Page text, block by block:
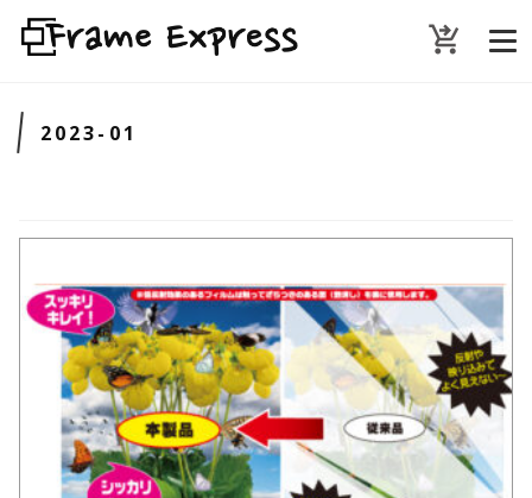
shopping_cart_checkout
2023-01